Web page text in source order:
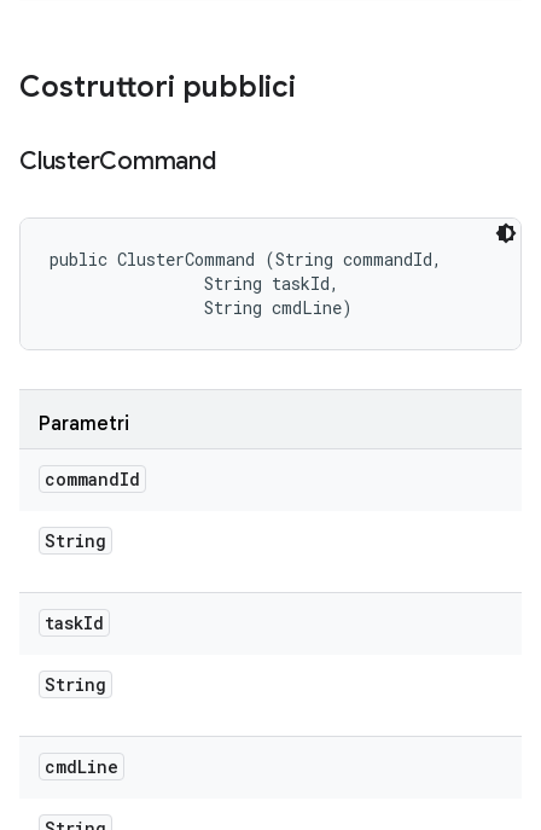
Costruttori pubblici
ClusterCommand
public ClusterCommand (String commandId,
                String taskId,
                String cmdLine)
Parametri
commandId
String
taskId
String
cmdLine